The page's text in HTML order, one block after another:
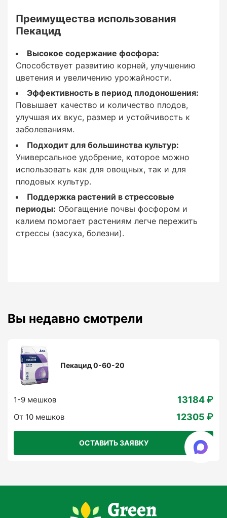
— при созревании плодов.
Особенности применения:
Температура раствора:
Раствор удобрения должен быть в пределах
15-25°C для лучшего усвоения.
Время применения:
Лучше всего применять удобрение в
прохладные утренние или вечерние часы
равномерно распределяется по всей площади.
Преимущества
использования Пекацид
цветения и увеличению урожайности.
Эффективность в период плодоношения:
Преимущества использования
Пекацид
Высокое содержание фосфора:
Способствует развитию корней, улучшению
цветения и увеличению урожайности.
Эффективность в период плодоношения:
Повышает качество и количество плодов,
улучшая их вкус, размер и устойчивость к
заболеваниям.
Подходит для большинства культур:
Универсальное удобрение, которое можно
использовать как для овощных, так и для
плодовых культур.
Поддержка растений в стрессовые
периоды: Обогащение почвы фосфором и
калием помогает растениям легче пережить
стрессы (засуха, болезни).
Вы недавно смотрели
Пекацид 0-60-20
1-9 мешков 13184 ₽
От 10 мешков 12305 ₽
ОСТАВИТЬ ЗАЯВКУ